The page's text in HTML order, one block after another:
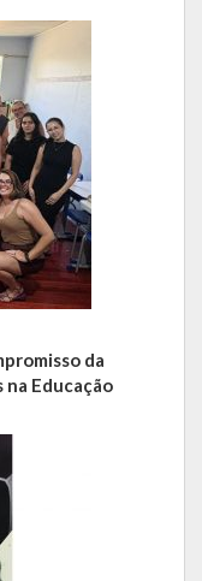
da
na Educação